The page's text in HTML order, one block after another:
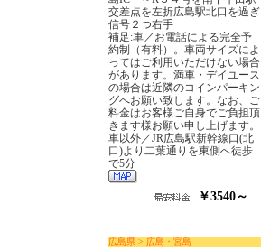
交差点を左折広島駅北口を過ぎ
信号２つ右手
補足:車／お電話による完全予
約制（有料）。車両サイズによ
ってはご利用いただけない場合
があります。満車・デイユース
の場合は近隣のコインパーキン
グへお願い致します。なお、ご
料金はお客様ご自身でご負担頂
きます様お願い申し上げます。
車以外／JR広島駅新幹線口(北
口)より二葉通りを東側へ徒歩
で5分
￥3540～
広島県 > 広島・宮島